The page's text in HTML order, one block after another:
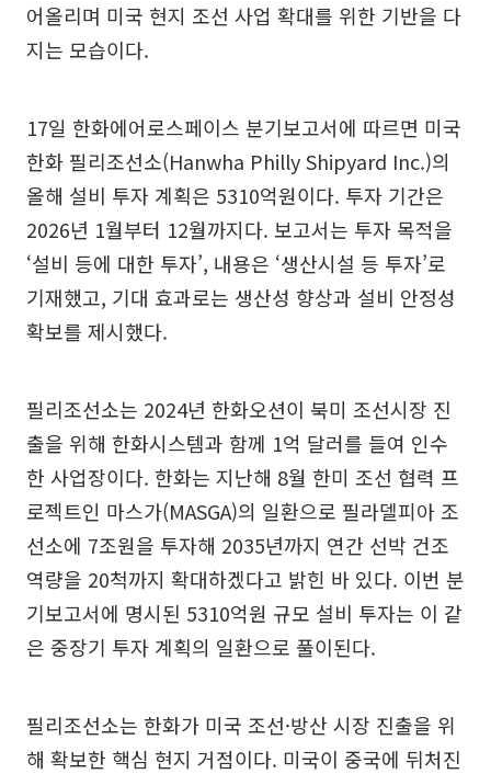
어올리며 미국 현지 조선 사업 확대를 위한 기반을 다
지는 모습이다.
17일 한화에어로스페이스 분기보고서에 따르면 미국
한화 필리조선소(Hanwha Philly Shipyard Inc.)의
올해 설비 투자 계획은 5310억원이다. 투자 기간은
2026년 1월부터 12월까지다. 보고서는 투자 목적을
‘설비 등에 대한 투자’, 내용은 ‘생산시설 등 투자’로
기재했고, 기대 효과로는 생산성 향상과 설비 안정성
확보를 제시했다.
필리조선소는 2024년 한화오션이 북미 조선시장 진
출을 위해 한화시스템과 함께 1억 달러를 들여 인수
한 사업장이다. 한화는 지난해 8월 한미 조선 협력 프
로젝트인 마스가(MASGA)의 일환으로 필라델피아 조
선소에 7조원을 투자해 2035년까지 연간 선박 건조
역량을 20척까지 확대하겠다고 밝힌 바 있다. 이번 분
기보고서에 명시된 5310억원 규모 설비 투자는 이 같
은 중장기 투자 계획의 일환으로 풀이된다.
필리조선소는 한화가 미국 조선·방산 시장 진출을 위
해 확보한 핵심 현지 거점이다. 미국이 중국에 뒤처진